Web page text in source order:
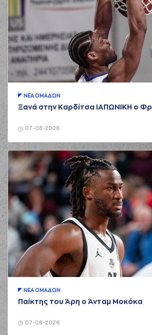
07-08-2026
ΝΕA ΟΜAΔΩΝ
Ξανά στην Καρδίτσα ΙΑΠΩΝΙΚΗ ο
07-08-2026
ΝΕA ΟΜAΔΩΝ
Παίκτης του Άρη ο Άνταμ Μοκόκα